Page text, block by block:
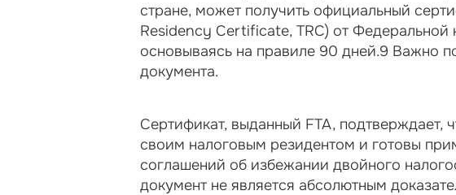
стране, может получить официальный
Residency Certificate, TRC) от
основываясь на правиле 90 дней.9 Важно
документа.
Сертификат, выданный FTA, подтверждает,
своим налоговым резидентом и готовы
соглашений об избежании двойного
документ не является абсолютным